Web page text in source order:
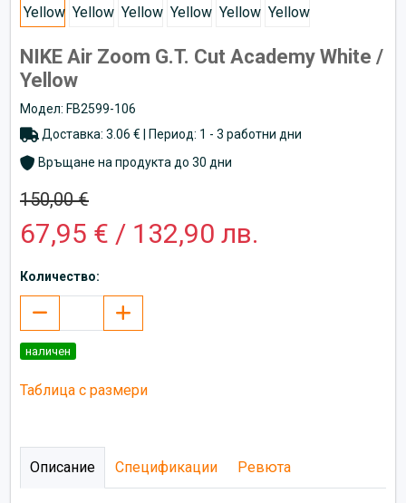
NIKE Air Zoom G.T. Cut Academy White /
Yellow
Модел: FB2599-106
Доставка: 3.06 € | Период: 1 - 3 работни дни
Връщане на продукта до 30 дни
150,00 €
67,95 € / 132,90 лв.
Количество:
наличен
Таблица с размери
Описание Спецификации Ревюта